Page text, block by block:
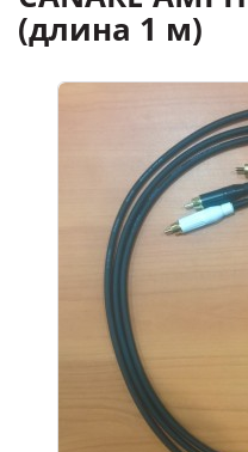
(длина 1 м)